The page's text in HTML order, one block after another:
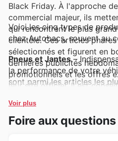
Black Friday. À l'approche
commercial majeur, ils
qui rencontrent le plus
clientèle. Ces articles
sélectionnés et figurent en
dernières publicités
promotionnels et les offres
leur site officiel. Il est
aucune des meilleures
Voici les cinq types de
chez Autobacs, souvent au
Pneus et Jantes–
la performance de votre
sont parmi les articles les
Autobacs Black Friday sales,
renouveler votre
deals pour découvrir les
Voir plus
Foire aux